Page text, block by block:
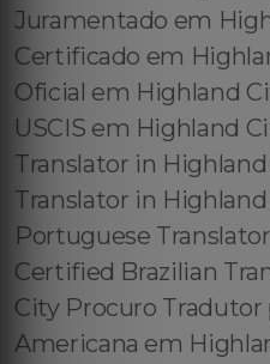
Juramentado em
Certificado em
Oficial em Highland
USCIS em Highland
Translator in
Translator in
Portuguese
Certified Brazilian
City Procuro Tradutor
Americana em